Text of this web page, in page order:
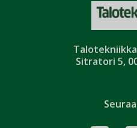
Sitratori 5,